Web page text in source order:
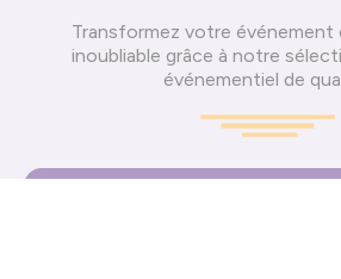
Transformez votre événement
inoubliable grâce à notre
événementiel de